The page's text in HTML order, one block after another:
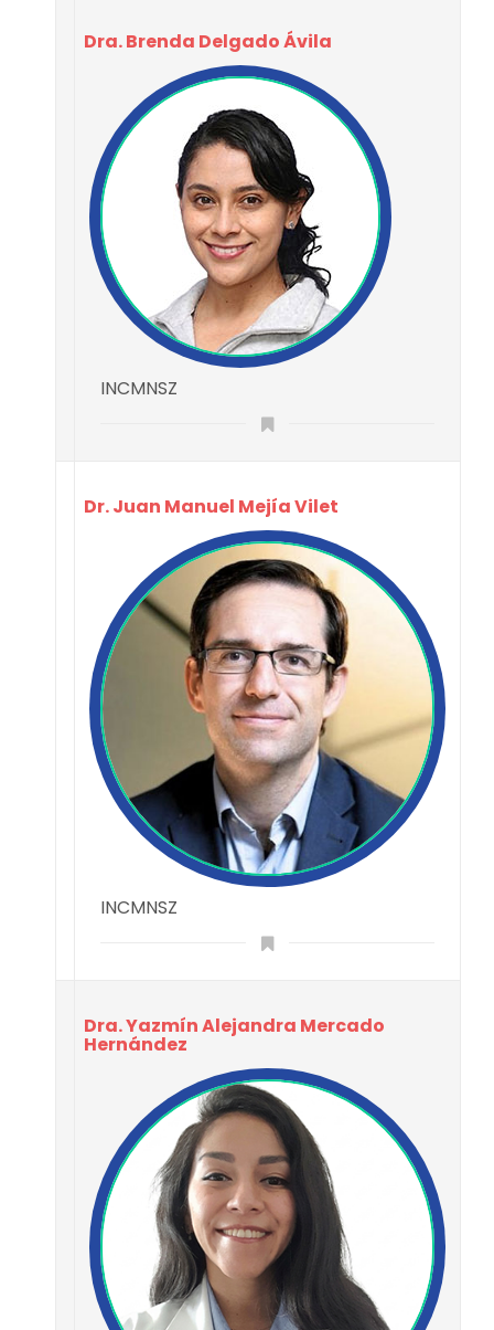
Dra. Brenda Delgado Ávila
INCMNSZ
Dr. Juan Manuel Mejía Vilet
INCMNSZ
Dra. Yazmín Alejandra Mercado
Hernández